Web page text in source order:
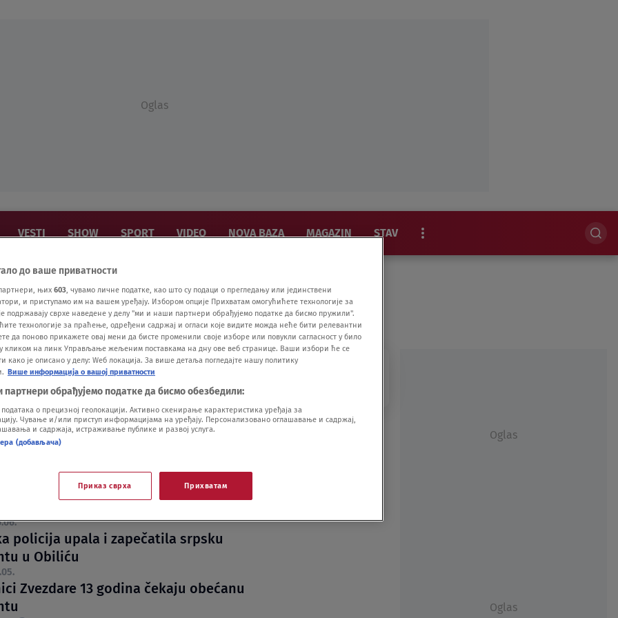
Oglas
VESTI SHOW SPORT VIDEO NOVA BAZA MAGAZIN STAV
dete u Hitnu pomoć i doživela šok:
sme da izgleda ambulanta u 21. veku,
na području Bačke Topole neće
policija upala i zapečatila srpsku
u Obiliću
Zvezdare 13 godina čekaju obećanu
Oglas
Oglas
до ваше приватности
њих 603 , чувамо личне податке, као што су подаци о прегледању или јединствени
и приступамо им на вашем уређају. Избором опције Прихватам омогућићете технологије за
подржавају сврхе наведене у делу "ми и наши партнери обрађујемо податке да бисмо пружили".
технологије за праћење, одређени садржај и огласи које видите можда неће бити релевантни
да поново прикажете овај мени да бисте променили своје изборе или повукли сагласност у било
кликом на линк Управљање жељеним поставкама на дну ове веб странице. Ваши избори ће се
како је описано у делу: Wеб локација. За више детаља погледајте нашу политику
Више информација о вашој приватности
обрађујемо податке да бисмо обезбедили:
о прецизној геолокацији. Активно скенирање карактеристика уређаја за
Чување и/или приступ информацијама на уређају. Персонализовано оглашавање и садржај,
и садржаја, истраживање публике и развој услуга.
(добављача)
Приказ сврха Прихватам